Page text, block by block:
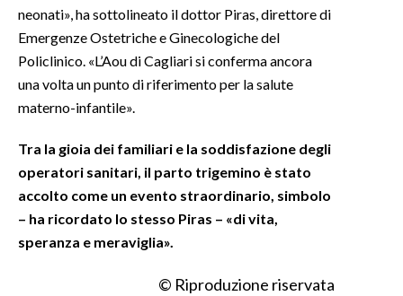
NECROLOGI
PUBBLICITÀ
SPIAGGE
STORE
neonati», ha sottolineato il dottor Piras, direttore di
Emergenze Ostetriche e Ginecologiche del
Policlinico. «L’Aou di Cagliari si conferma ancora
una volta un punto di riferimento per la salute
materno-infantile».
Tra la gioia dei familiari e la soddisfazione degli
operatori sanitari, il parto trigemino è stato
accolto come un evento straordinario, simbolo
– ha ricordato lo stesso Piras – «di vita,
speranza e meraviglia».
© Riproduzione riservata